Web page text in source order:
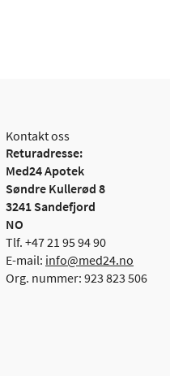
Kontakt oss
Returadresse:
Med24 Apotek
Søndre Kullerød 8
3241 Sandefjord
NO
Tlf. +47 21 95 94 90
E-mail: info@med24.no
Org. nummer: 923 823 506